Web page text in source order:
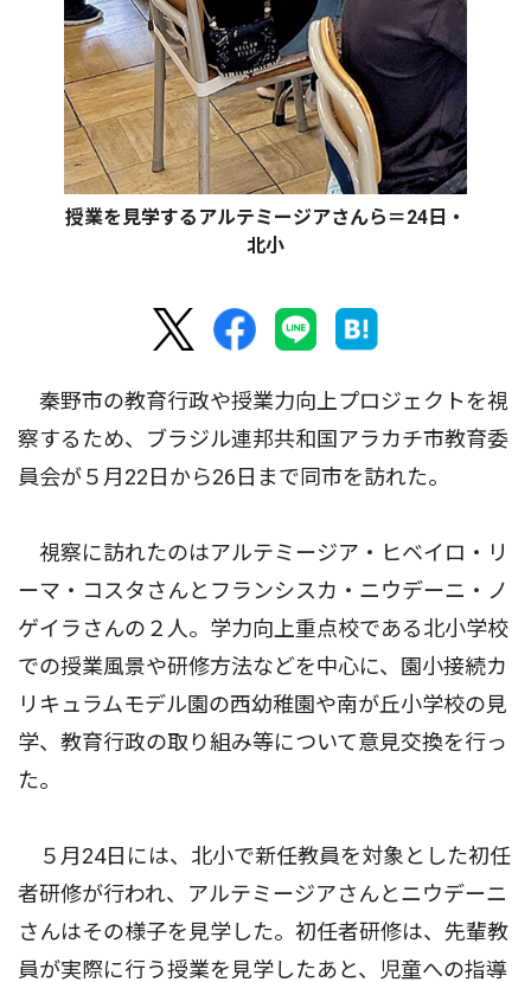
授業を見学するアルテミージアさんら＝24日・
北小
秦野市の教育行政や授業力向上プロジェクトを視
察するため、ブラジル連邦共和国アラカチ市教育委
員会が５月22日から26日まで同市を訪れた。
視察に訪れたのはアルテミージア・ヒベイロ・リ
ーマ・コスタさんとフランシスカ・ニウデーニ・ノ
ゲイラさんの２人。学力向上重点校である北小学校
での授業風景や研修方法などを中心に、園小接続カ
リキュラムモデル園の西幼稚園や南が丘小学校の見
学、教育行政の取り組み等について意見交換を行っ
た。
５月24日には、北小で新任教員を対象とした初任
者研修が行われ、アルテミージアさんとニウデーニ
さんはその様子を見学した。初任者研修は、先輩教
員が実際に行う授業を見学したあと、児童への指導